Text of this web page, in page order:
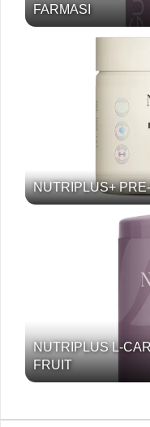
FARMASI
NUTRIPLUS+
NUTRIPLUS L-
FRUIT